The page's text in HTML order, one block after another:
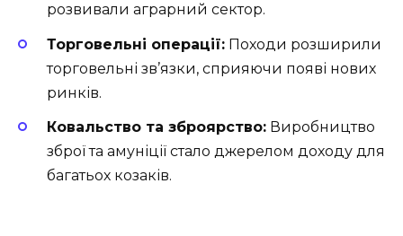
розвивали аграрний сектор.
Торговельні операції: Походи розширили
торговельні зв’язки, сприяючи появі нових
ринків.
Ковальство та зброярство: Виробництво
зброї та амуніції стало джерелом доходу для
багатьох козаків.